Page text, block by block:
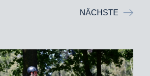
NÄCHSTE